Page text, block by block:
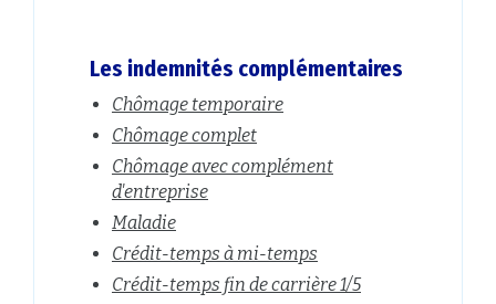
Les indemnités complémentaires
Chômage temporaire
Chômage complet
Chômage avec complément
d'entreprise
Maladie
Crédit-temps à mi-temps
Crédit-temps fin de carrière 1/5